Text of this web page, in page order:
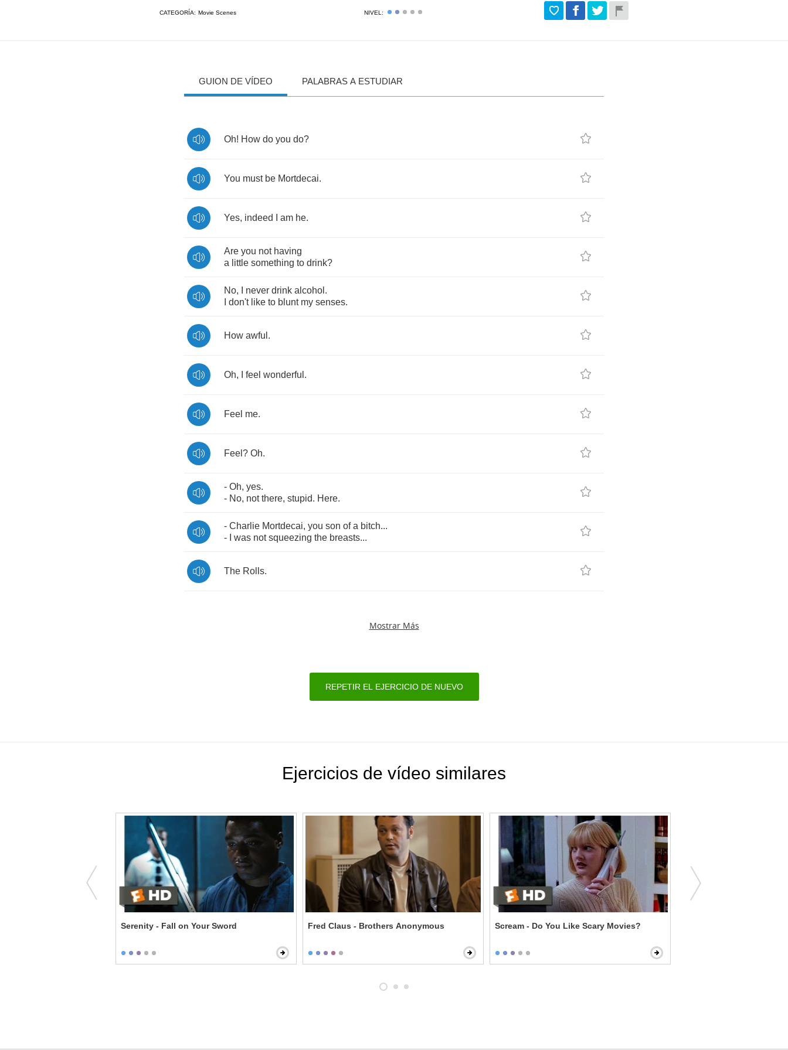
CATEGORÍA: Movie Scenes NIVEL:
GUION DE VÍDEO PALABRAS A ESTUDIAR
Oh! How do you do?
You must be Mortdecai.
Yes, indeed am he.
Are you not having
a little something to drink?
No, never drink alcohol .
don't like to blunt my senses.
How awful .
Oh, feel wonderful .
Feel me.
Feel ? Oh.
- Oh, yes.
- No, not there, stupid. Here.
- Charlie Mortdecai, you son of a bitch...
-
was not squeezing the breasts...
The Rolls.
Mostrar Más
REPETIR EL EJERCICIO DE NUEVO
Ejercicios de vídeo similares
Serenity - Fall on Your Sword Fred Claus - Brothers Anonymous Scream - Do You Like Scary Movies?